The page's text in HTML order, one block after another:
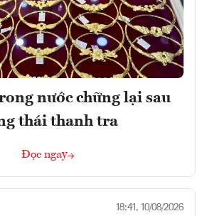
nước chững lại sau
thái thanh tra
Đọc ngay
18:41, 10/08/2026